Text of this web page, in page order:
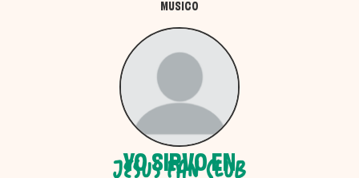
MUSICO
YO SIRVO EN